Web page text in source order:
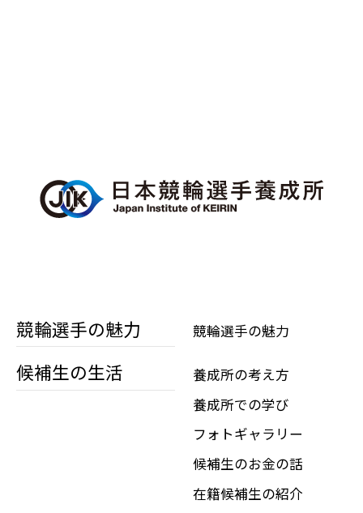
競輪選手の魅力 競輪選手の魅力
候補生の生活
養成所の考え方
養成所での学び
フォトギャラリー
候補生のお金の話
在籍候補生の紹介